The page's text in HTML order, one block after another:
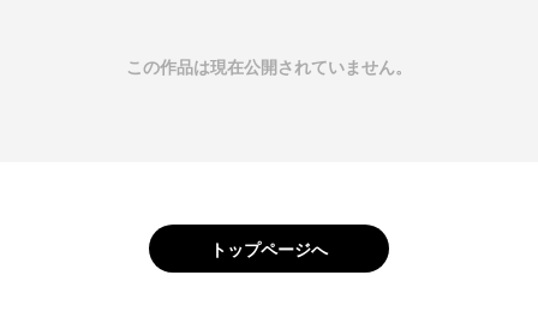
この作品は現在公開されていません。
トップページへ